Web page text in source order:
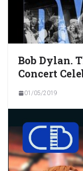
Bob Dylan.
Concert
01/05/2019